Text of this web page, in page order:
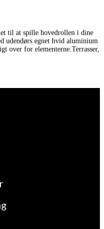
til at spille hovedrollen i dine
udendørs egnet hvid aluminium
over for elementerne.Terrasser,